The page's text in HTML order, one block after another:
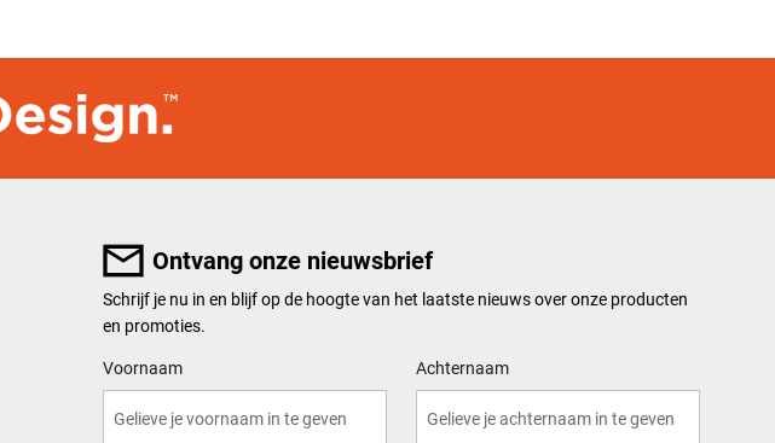
Ontvang onze nieuwsbrief
Schrijf je nu in en blijf op de hoogte van het laatste nieuws over onze producten
en promoties.
User Details
Voornaam Achternaam